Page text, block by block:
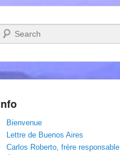
Recherche
Bienvenue
Lettre de Buenos Aires
Carlos Roberto, frère responsable